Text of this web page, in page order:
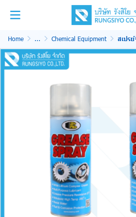
Home ... Chemical Equipment สเปรย์